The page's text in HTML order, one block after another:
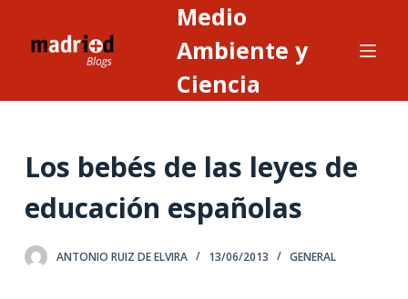
n
Medio
Ambiente y
Ciencia
Los bebés de las leyes de
educación españolas
ANTONIO RUIZ DE ELVIRA 13/06/2013 GENERAL